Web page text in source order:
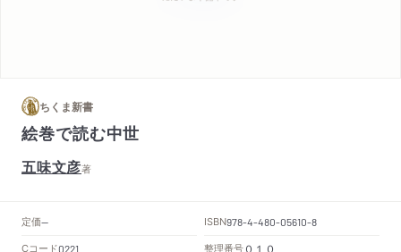
ちくま新書
絵巻で読む中世
五味文彦著
定価-- ISBN978-4-480-05610-8
Cコード0221 整理番号 ０１０